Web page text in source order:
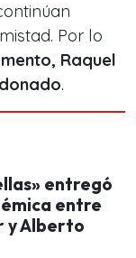
Por lo
Raquel
.
entregó
entre
y Alberto